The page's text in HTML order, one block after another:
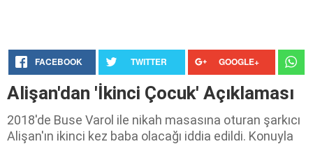
FACEBOOK TWITTER GOOGLE+
Alişan'dan 'İkinci Çocuk' Açıklaması
2018'de Buse Varol ile nikah masasına oturan şarkıcı
Alişan'ın ikinci kez baba olacağı iddia edildi. Konuyla